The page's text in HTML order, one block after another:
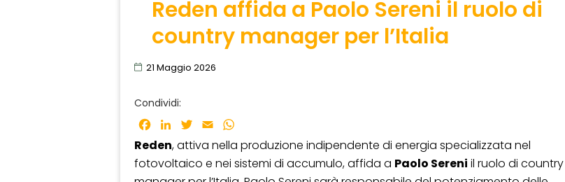
Reden affida a Paolo Sereni il ruolo di
country manager per l’Italia
21 Maggio 2026
Condividi:
Facebook
LinkedInTwitter
Email
Reden, attiva nella produzione indipendente di energia specializzata nel
fotovoltaico e nei sistemi di accumulo, affida a Paolo Sereni il ruolo di country